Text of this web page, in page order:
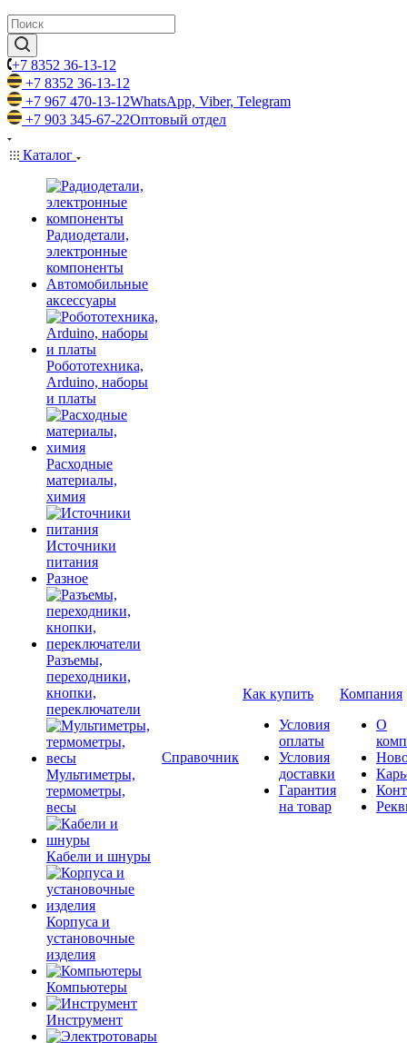
+7 8352 36-13-12
+7 8352 36-13-12
+7 967 470-13-12WhatsApp, Viber, Telegram
+7 903 345-67-22Оптовый отдел
Каталог
Радиодетали,
электронные
компоненты
Автомобильные
аксессуары
Робототехника,
Arduino, наборы
и платы
Расходные
материалы,
химия
Источники
питания
Разное
Разъемы,
переходники,
кнопки,
переключатели
Мультиметры,
термометры,
весы
Кабели и шнуры
Корпуса и
установочные
изделия
Компьютеры
Инструмент
Справочник
Как купить
Условия
оплаты
Условия
доставки
Гарантия
на товар
Компания
О